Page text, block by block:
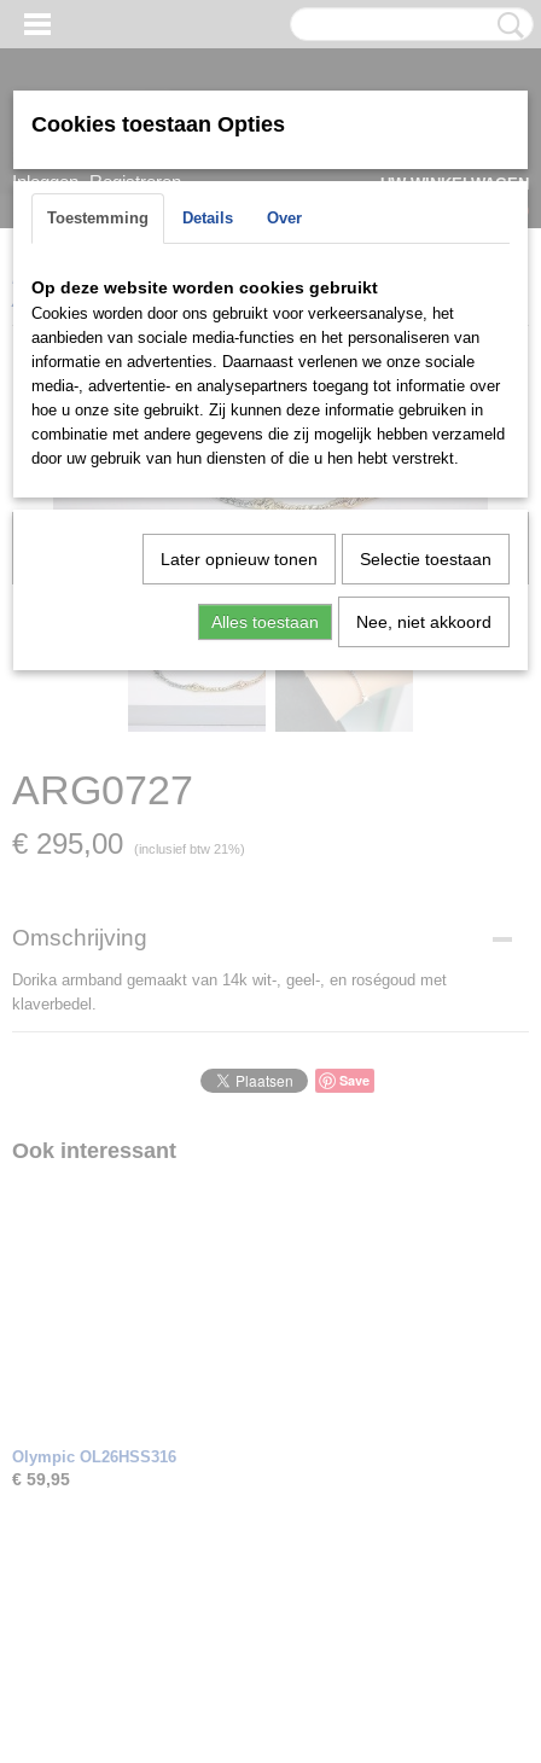
Inloggen Registreren
UW WINKELWAGEN
(0)
Home > Armband > Dames Goud/ witgoud >
ARG0727
Let op: het kan voorkomen dat het product onlangs in de zaak is
verkocht; in dat geval nemen wij contact met u op.
ARG0727
€ 295,00 (inclusief btw 21%)
Omschrijving
Dorika armband gemaakt van 14k wit-, geel-, en roségoud met
klaverbedel.
Save
Ook interessant
Olympic OL26HSS316
€ 59,95
Cookies toestaan Opties
Toestemming Details Over
Op deze website worden cookies gebruikt
Cookies worden door ons gebruikt voor verkeersanalyse, het
aanbieden van sociale media-functies en het personaliseren van
informatie en advertenties. Daarnaast verlenen we onze sociale
media-, advertentie- en analysepartners toegang tot informatie over
hoe u onze site gebruikt. Zij kunnen deze informatie gebruiken in
combinatie met andere gegevens die zij mogelijk hebben verzameld
door uw gebruik van hun diensten of die u hen hebt verstrekt.
Later opnieuw tonen Selectie toestaan
Alles toestaan Nee, niet akkoord